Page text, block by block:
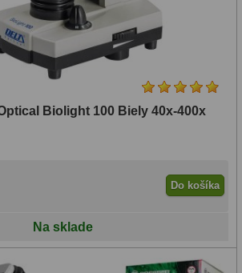
Biolight 100 Biely 40x-400x
Do košíka
Na sklade